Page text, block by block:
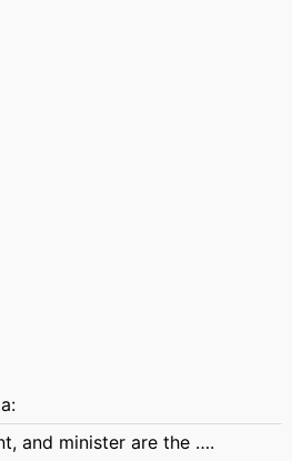
and minister are the ….